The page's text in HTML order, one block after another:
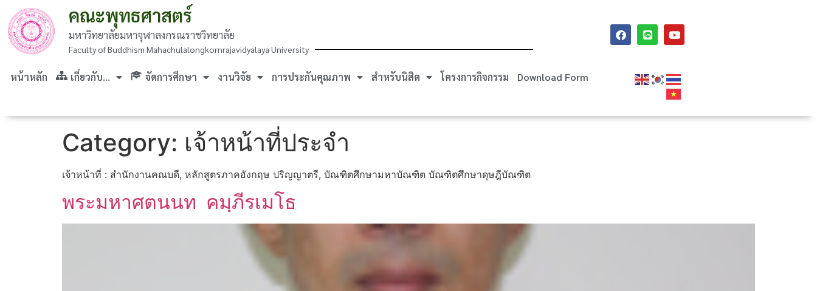
คณะพุทธศาสตร์
มหาวิทยาลัยมหาจุฬาลงกรณราชวิทยาลัย
Faculty of Buddhism Mahachulalongkornrajavidyalaya University
หน้าหลัก เกี่ยวกับ… จัดการศึกษา งานวิจัย การประกันคุณภาพ สำหรับนิสิต โครงการกิจกรรม Download Form
Category: เจ้าหน้าที่ประจำ
เจ้าหน้าที่ : สำนักงานคณบดี, หลักสูตรภาคอังกฤษ ปริญญาตรี, บัณฑิตศึกษามหาบัณฑิต บัณฑิตศึกษาดุษฎีบัณฑิต
พระมหาศตนนท คมฺภีรเมโธ